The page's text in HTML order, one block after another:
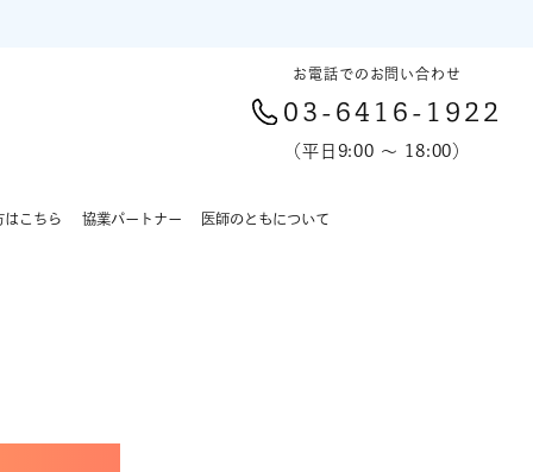
お電話でのお問い合わせ
03-6416-1922
（平日9:00 〜 18:00）
はこちら 協業パートナー 医師のともについて